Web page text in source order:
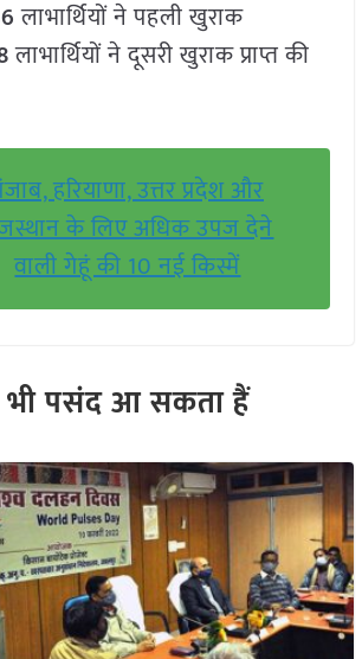
लाभार्थियों ने पहली खुराक
लाभार्थियों ने दूसरी खुराक प्राप्त की
हरियाणा, उत्तर प्रदेश और
के लिए अधिक उपज देने
वाली गेहूं की 10 नई किस्में
पसंद आ सकता हैं